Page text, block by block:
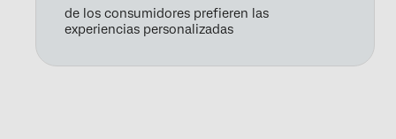
de los consumidores prefieren las
experiencias personalizadas